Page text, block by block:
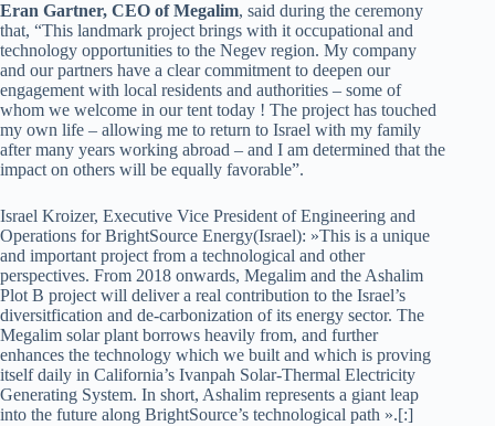
Eran Gartner, CEO of Megalim, said during the ceremony
that, “This landmark project brings with it occupational and
technology opportunities to the Negev region. My company
and our partners have a clear commitment to deepen our
engagement with local residents and authorities – some of
whom we welcome in our tent today ! The project has touched
my own life – allowing me to return to Israel with my family
after many years working abroad – and I am determined that the
impact on others will be equally favorable”.
Israel Kroizer, Executive Vice President of Engineering and
Operations for BrightSource Energy(Israel): »This is a unique
and important project from a technological and other
perspectives. From 2018 onwards, Megalim and the Ashalim
Plot B project will deliver a real contribution to the Israel’s
diversitfication and de-carbonization of its energy sector. The
Megalim solar plant borrows heavily from, and further
enhances the technology which we built and which is proving
itself daily in California’s Ivanpah Solar-Thermal Electricity
Generating System. In short, Ashalim represents a giant leap
into the future along BrightSource’s technological path ».[:]